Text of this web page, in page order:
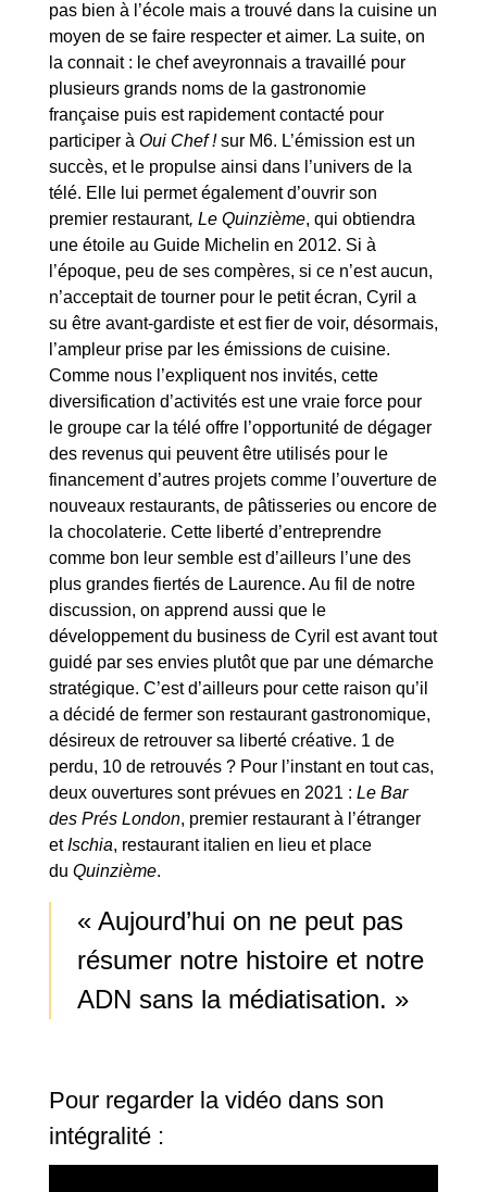
pas bien à l’école mais a trouvé dans la cuisine un
moyen de se faire respecter et aimer. La suite, on
la connait : le chef aveyronnais a travaillé pour
plusieurs grands noms de la gastronomie
française puis est rapidement contacté pour
participer à Oui Chef !sur M6. L’émission est un
succès, et le propulse ainsi dans l’univers de la
télé. Elle lui permet également d’ouvrir son
premier restaurant, Le Quinzième, qui obtiendra
une étoile au Guide Michelin en 2012. Si à
l’époque, peu de ses compères, si ce n’est aucun,
n’acceptait de tourner pour le petit écran, Cyril a
su être avant-gardiste et est fier de voir, désormais,
l’ampleur prise par les émissions de cuisine.
Comme nous l’expliquent nos invités, cette
diversification d’activités est une vraie force pour
le groupe car la télé offre l’opportunité de dégager
des revenus qui peuvent être utilisés pour le
financement d’autres projets comme l’ouverture de
nouveaux restaurants, de pâtisseries ou encore de
la chocolaterie. Cette liberté d’entreprendre
comme bon leur semble est d’ailleurs l’une des
plus grandes fiertés de Laurence. Au fil de notre
discussion, on apprend aussi que le
développement du business de Cyril est avant tout
guidé par ses envies plutôt que par une démarche
stratégique. C’est d’ailleurs pour cette raison qu’il
a décidé de fermer son restaurant gastronomique,
désireux de retrouver sa liberté créative. 1 de
perdu, 10 de retrouvés ? Pour l’instant en tout cas,
deux ouvertures sont prévues en 2021 : Le Bar
des Prés London, premier restaurant à l’étranger
etIschia, restaurant italien en lieu et place
du Quinzième.
« Aujourd’hui on ne peut pas
résumer notre histoire et notre
ADN sans la médiatisation. »
Pour regarder la vidéo dans son
intégralité :